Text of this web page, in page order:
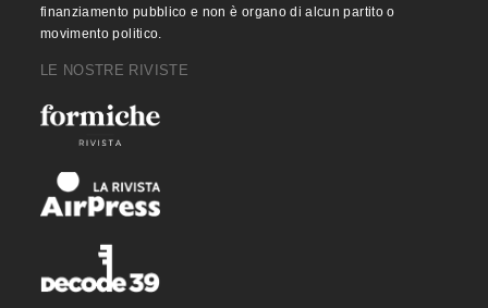
finanziamento pubblico e non è organo di alcun partito o
movimento politico.
LE NOSTRE RIVISTE